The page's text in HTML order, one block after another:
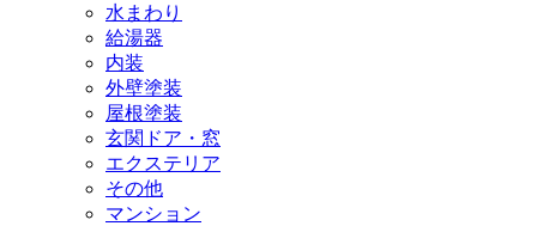
水まわり
給湯器
内装
外壁塗装
屋根塗装
玄関ドア・窓
エクステリア
その他
マンション